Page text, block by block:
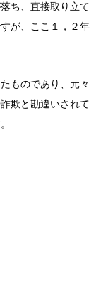
ち、直接取り立て
が、ここ１，２年
ものであり、元々
欺と勘違いされて